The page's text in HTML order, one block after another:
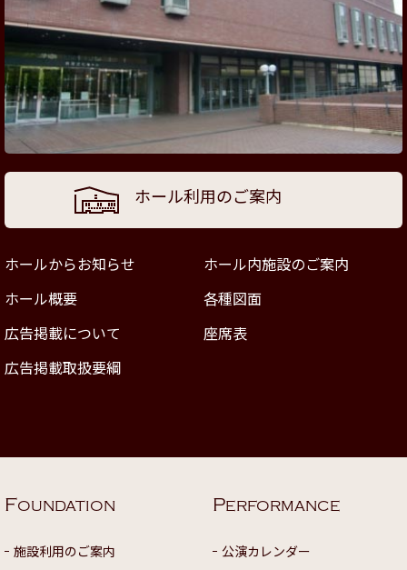
ホール利用のご案内
ホールからお知らせ
ホール内施設のご案内
ホール概要
各種図面
広告掲載について
座席表
広告掲載取扱要綱
FOUNDATION
施設利用のご案内
PERFORMANCE
公演カレンダー